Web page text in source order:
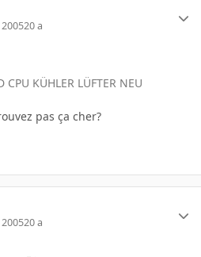
20 a
KÜHLER LÜFTER NEU
pas ça cher?
20 a